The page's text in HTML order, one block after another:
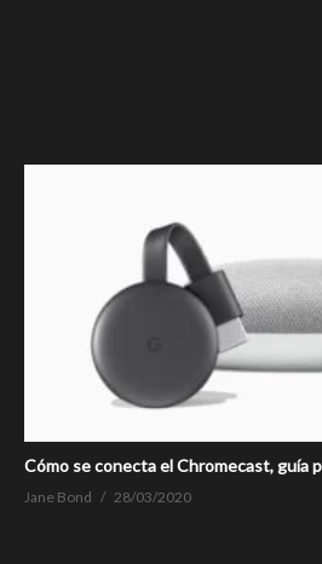
Cómo se conecta el Chromecast, guía
Jane Bond 28/03/2020